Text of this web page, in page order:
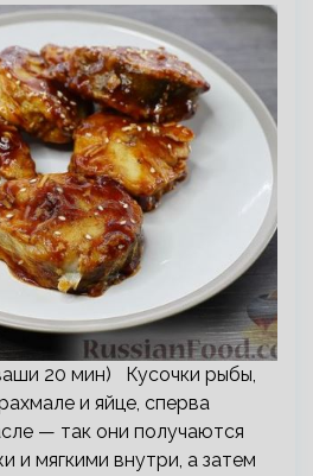
20 мин) Кусочки рыбы,
и яйце, сперва
— так они получаются
и мягкими внутри, а затем